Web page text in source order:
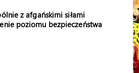
z afgańskimi siłami
poziomu bezpieczeństwa